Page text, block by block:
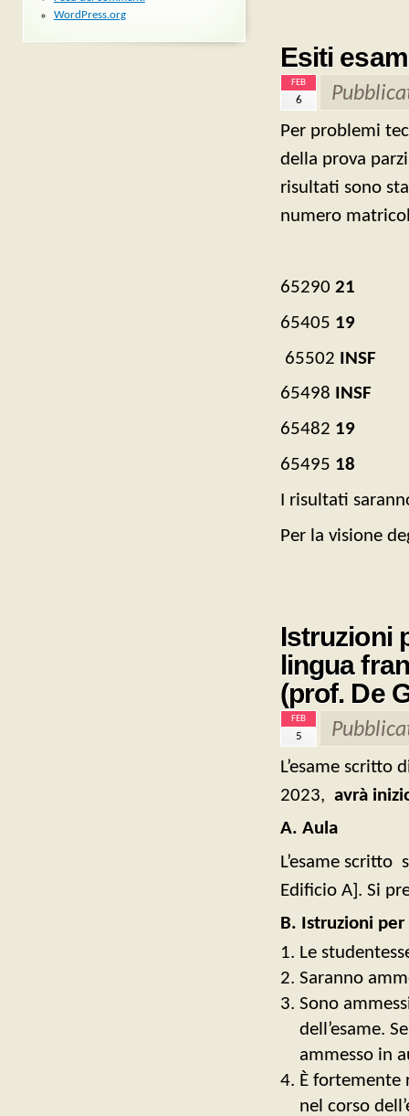
Esiti
FEB
6
Per problemi
della prova
risultati sono
numero
65290 21
65405 19
65502 INSF
65498 INSF
65482 19
65495 18
I risultati
Per la visione
Istruzioni
lingua
(prof. De
FEB
5
L’esame scritto
2023, avrà
A. Aula
L’esame
Edificio A]. Si
B. Istruzioni per
Le
Saranno
Sono
dell’esame.
ammesso in
È fortemente
nel corso
WordPress.org